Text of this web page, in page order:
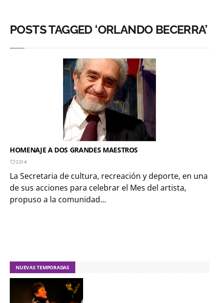
POSTS TAGGED ‘ORLANDO BECERRA’
HOMENAJE A DOS GRANDES MAESTROS
3314
La Secretaria de cultura, recreación y deporte, en una
de sus acciones para celebrar el Mes del artista,
propuso a la comunidad...
NUEVAS TEMPORADAS